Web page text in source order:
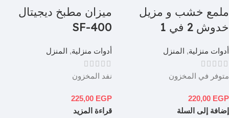
ملمع خشب و مزيل
خدوش 2 في 1
أدوات منزلية, المنزل
متوفر في المخزون
220,00 EGP
إضافة إلى السلة
ميزان مطبخ ديجيتال
SF-400
أدوات منزلية, المنزل
نفد المخزون
225,00 EGP
قراءة المزيد